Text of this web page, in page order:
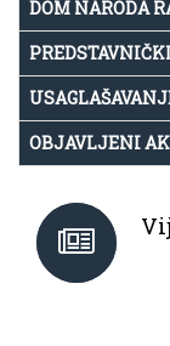
DOM NARODA
OBJAVLJENI